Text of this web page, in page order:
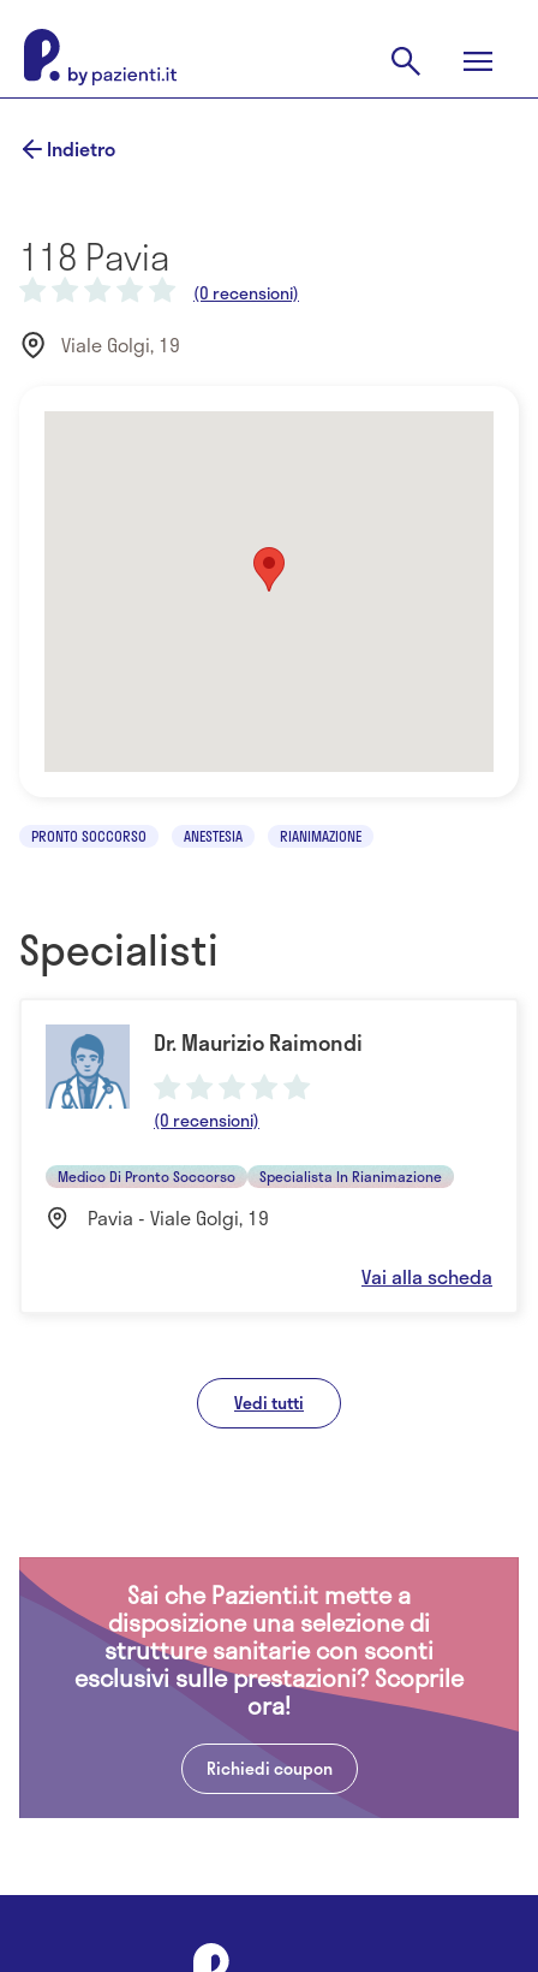
Indietro
118 Pavia
(0 recensioni)
Viale Golgi, 19
PRONTO SOCCORSO ANESTESIA RIANIMAZIONE
Specialisti
Dr. Maurizio Raimondi
(0 recensioni)
Medico Di Pronto Soccorso Specialista In Rianimazione
Pavia - Viale Golgi, 19
Vai alla scheda
Vedi tutti
Sai che Pazienti.it mette a
disposizione una selezione di
strutture sanitarie con sconti
esclusivi sulle prestazioni? Scoprile
ora!
Richiedi coupon